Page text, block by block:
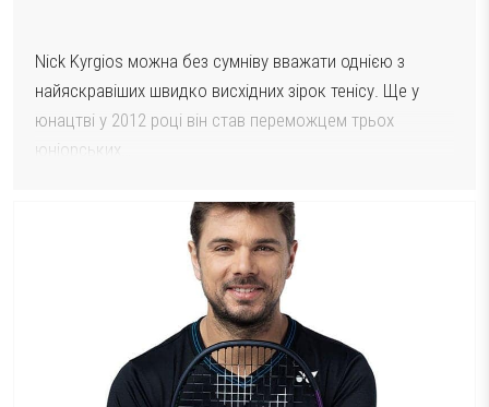
Nick Kyrgios можна без сумніву вважати однією з
найяскравіших швидко висхідних зірок тенісу. Ще у
юнацтві у 2012 році він став переможцем трьох
юніорських…